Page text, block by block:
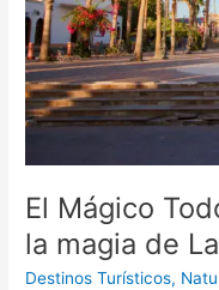
El Mágico
la magia de
Destinos Turísticos,
magia
de
La
Baja